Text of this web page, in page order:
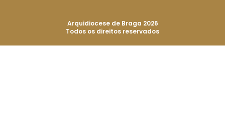
Arquidiocese de Braga 2026
Todos os direitos reservados